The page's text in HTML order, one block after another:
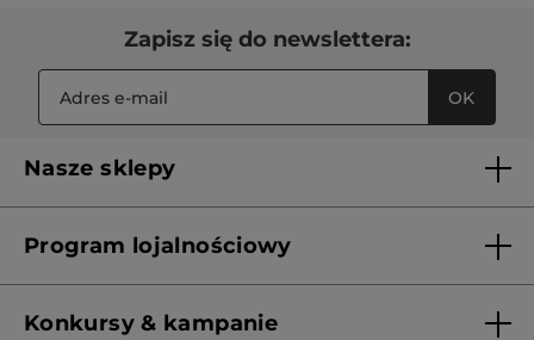
Zapisz się do newslettera:
OK
Nasze sklepy
Franczyza
Program lojalnościowy
Konkursy & kampanie